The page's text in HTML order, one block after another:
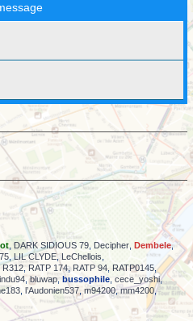
DARK SIDIOUS 79 Decipher Dembele,
LIL CLYDE, LeChellois
R312, RATP 174, RATP 94 RATP0145
,bluwap bussophile cece_yoshi,
l’Audonien537 m94200,mm4200,